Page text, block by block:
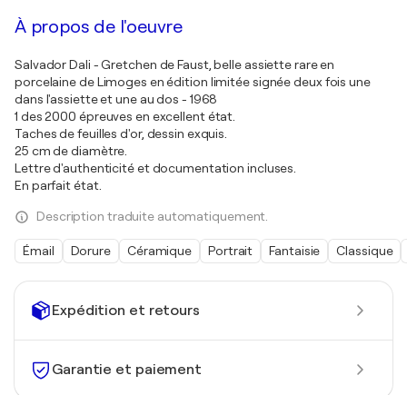
Expédition et retours
Garantie et paiement
À propos de l'oeuvre
Salvador Dali - Gretchen de Faust, belle assiette rare en
porcelaine de Limoges en édition limitée signée deux fois une
dans l'assiette et une au dos - 1968
1 des 2000 épreuves en excellent état.
Taches de feuilles d'or, dessin exquis.
25 cm de diamètre.
Lettre d'authenticité et documentation incluses.
En parfait état.
Description traduite automatiquement.
Émail Dorure Céramique Portrait Fantaisie Classique